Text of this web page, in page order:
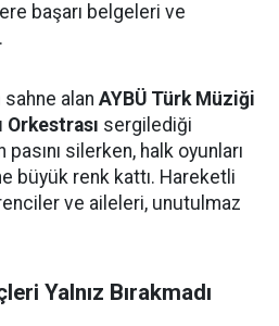
başarı belgeleri ve
sahne alan AYBÜ Türk Müziği
Orkestrası sergilediği
silerken, halk oyunları
büyük renk kattı. Hareketli
ve aileleri, unutulmaz
Yalnız Bırakmadı